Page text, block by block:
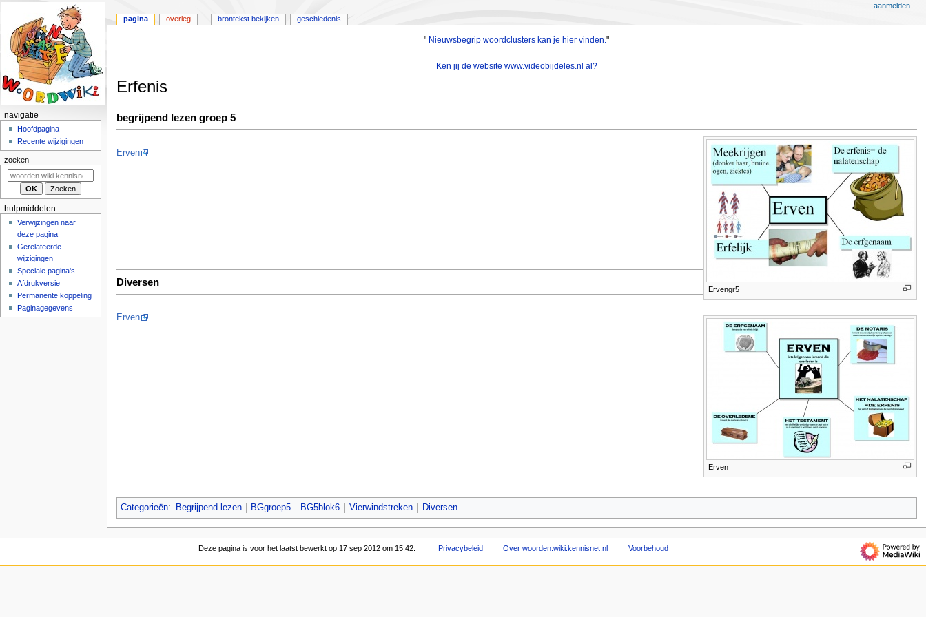
" Nieuwsbegrip woordclusters kan je hier vinden."
Ken jij de website www.videobijdeles.nl al?
Erfenis
Naar
navigatie
Naar
zoeken
begrijpend lezen groep 5
Ervengr5
Erven
Diversen
Erven
Erven
Categorieën: Begrijpend lezen BGgroep5 BG5blok6 Vierwindstreken Diversen
N
v
i
m
pagina overleg brontekst bekijken geschiedenis
aanmelden
navigatie
Hoofdpagina
Recente wijzigingen
zoeken
hulpmiddelen
Verwijzingen naar
deze pagina
Gerelateerde
wijzigingen
Speciale pagina's
Afdrukversie
Permanente koppeling
Paginagegevens
Deze pagina is voor het laatst bewerkt op 17 sep 2012 om 15:42. Privacybeleid Over woorden.wiki.kennisnet.nl Voorbehoud